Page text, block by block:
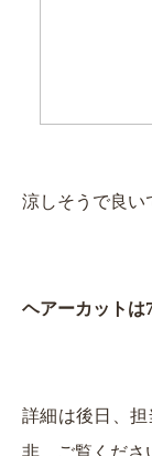
涼しそうで良い
ヘアーカットは
詳細は後日、